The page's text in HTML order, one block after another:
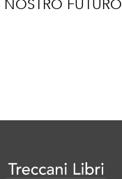
NOSTRO FUTURO